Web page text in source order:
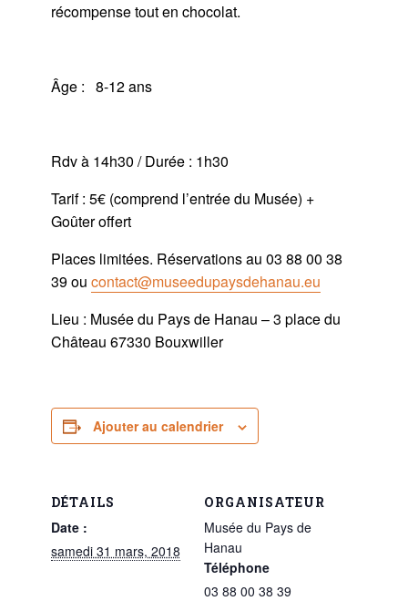
récompense tout en chocolat.
Âge : 8-12 ans
Rdv à 14h30 / Durée : 1h30
Tarif : 5€ (comprend l’entrée du Musée) +
Goûter offert
Places limitées. Réservations au 03 88 00 38
39 ou contact@museedupaysdehanau.eu
Lieu : Musée du Pays de Hanau – 3 place du
Château 67330 Bouxwiller
Ajouter au calendrier
DÉTAILS
Date :
samedi 31 mars, 2018
ORGANISATEUR
Musée du Pays de
Hanau
Téléphone
03 88 00 38 39